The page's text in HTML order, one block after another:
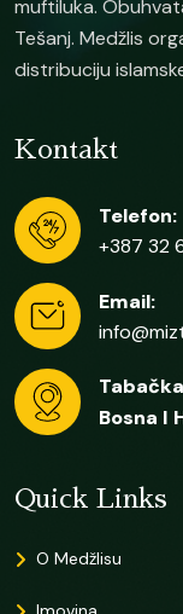
muftiluka.
Tešanj. Medžlis
distribuciju
Kontakt
Telefon:
+387 32
Email:
Bosna I
Quick Links
O Medžlisu